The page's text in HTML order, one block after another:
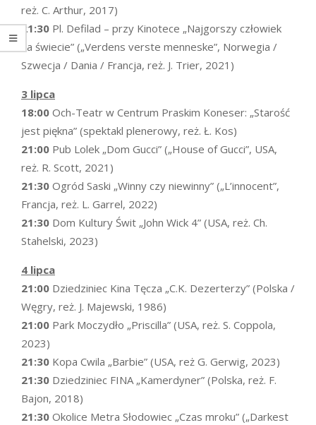
reż. C. Arthur, 2017)
21:30 Pl. Defilad – przy Kinotece „Najgorszy człowiek
na świecie” („Verdens verste menneske”, Norwegia /
Szwecja / Dania / Francja, reż. J. Trier, 2021)
3 lipca
18:00 Och-Teatr w Centrum Praskim Koneser: „Starość
jest piękna” (spektakl plenerowy, reż. Ł. Kos)
21:00 Pub Lolek „Dom Gucci” („House of Gucci”, USA,
reż. R. Scott, 2021)
21:30 Ogród Saski „Winny czy niewinny” („L’innocent”,
Francja, reż. L. Garrel, 2022)
21:30 Dom Kultury Świt „John Wick 4” (USA, reż. Ch.
Stahelski, 2023)
4 lipca
21:00 Dziedziniec Kina Tęcza „C.K. Dezerterzy” (Polska /
Węgry, reż. J. Majewski, 1986)
21:00 Park Moczydło „Priscilla” (USA, reż. S. Coppola,
2023)
21:30 Kopa Cwila „Barbie” (USA, reż G. Gerwig, 2023)
21:30 Dziedziniec FINA „Kamerdyner” (Polska, reż. F.
Bajon, 2018)
21:30 Okolice Metra Słodowiec „Czas mroku” („Darkest